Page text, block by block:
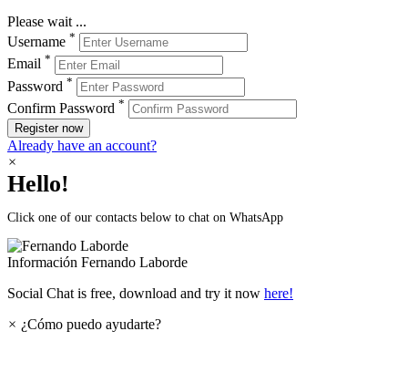
Please wait ...
Username *
Email *
Password *
Confirm Password *
Register now
Already have an account?
×
Hello!
Click one of our contacts below to chat on WhatsApp
Información Fernando Laborde
Social Chat is free, download and try it now here!
× ¿Cómo puedo ayudarte?